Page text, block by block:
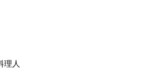
理人